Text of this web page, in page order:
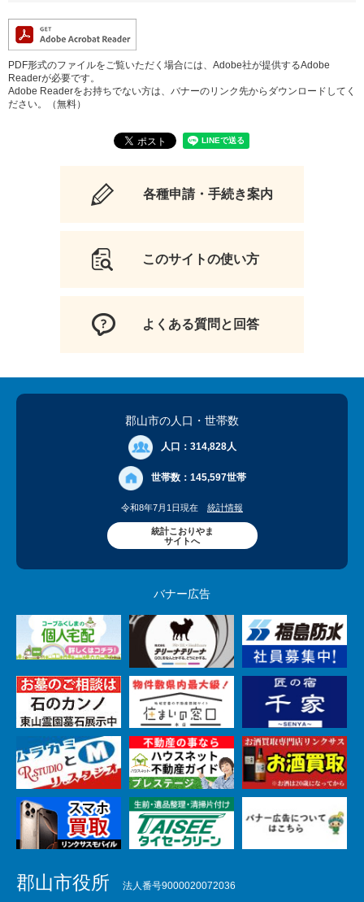
PDF形式のファイルをご覧いただく場合には、Adobe社が提供するAdobe
Readerが必要です。
Adobe Readerをお持ちでない方は、バナーのリンク先からダウンロードしてく
ださい。（無料）
各種申請・手続き案内
このサイトの使い方
よくある質問と回答
郡山市の人口 ・世帯数
人口： 314,828人
世帯数： 145,597世帯
令和8年7月1日現在 統計情報
統計こおりやま
サイトへ
バナー広告
郡山市役所 法人番号9000020072036